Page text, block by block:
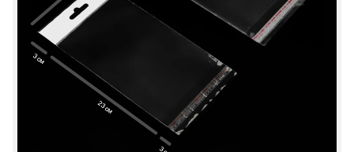
23 см
3 см